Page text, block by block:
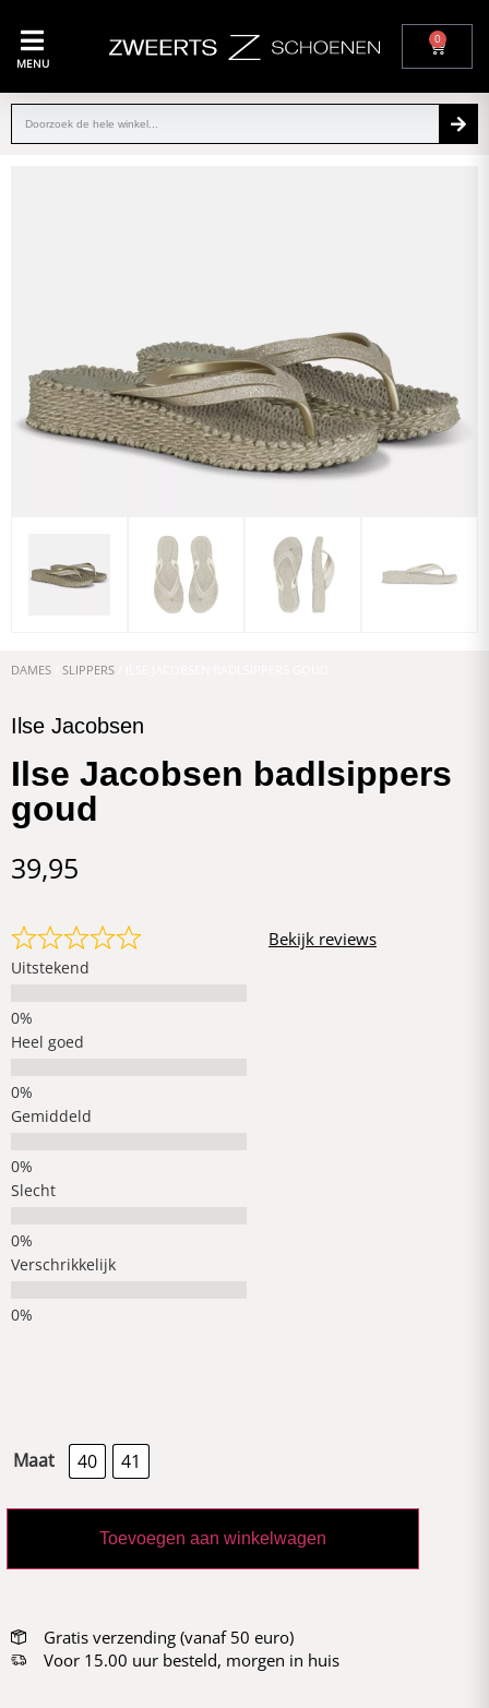
MENU
0
DAMES SLIPPERS
Ilse Jacobsen
Ilse Jacobsen badlsippers
goud
39,95
Uitstekend
Heel goed
Gemiddeld
Slecht
Verschrikkelijk
Bekijk reviews
Maat 40 41
Toevoegen aan winkelwagen
Gratis verzending (vanaf 50 euro)
Voor 15.00 uur besteld, morgen in huis